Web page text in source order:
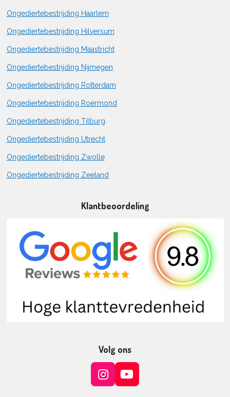
Ongediertebestrijding Haarlem
Ongediertebestrijding Hilversum
Ongediertebestrijding Maastricht
Ongediertebestrijding Nijmegen
Ongediertebestrijding Rotterdam
Ongediertebestrijding Roermond
Ongediertebestrijding Tilburg
Ongediertebestrijding Utrecht
Ongediertebestrijding Zwolle
Ongediertebestrijding Zeeland
Klantbeoordeling
Volg ons
I
Y